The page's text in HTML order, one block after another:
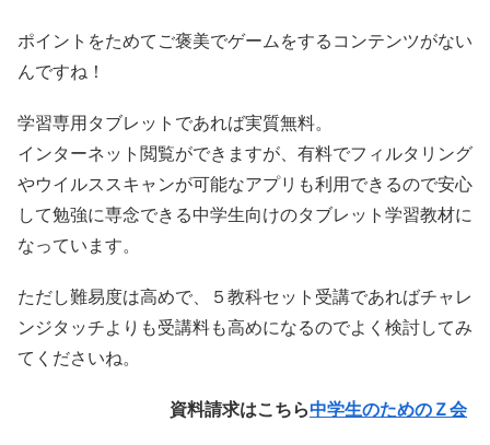
ポイントをためてご褒美でゲームをするコンテンツがない
んですね！
学習専用タブレットであれば実質無料。
インターネット閲覧ができますが、有料でフィルタリング
やウイルススキャンが可能なアプリも利用できるので安心
して勉強に専念できる中学生向けのタブレット学習教材に
なっています。
ただし難易度は高めで、５教科セット受講であればチャレ
ンジタッチよりも受講料も高めになるのでよく検討してみ
てくださいね。
資料請求はこちら中学生のためのＺ会